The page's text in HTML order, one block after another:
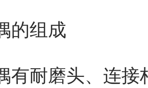
的组成
有耐磨头、连